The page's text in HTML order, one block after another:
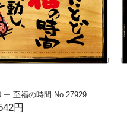
至福の時間 No.27929
円